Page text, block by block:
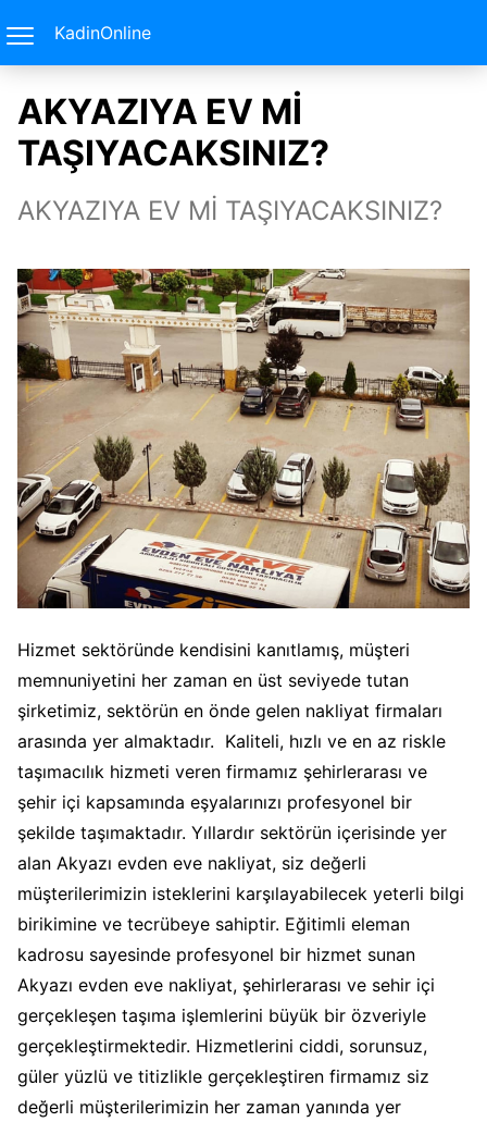
KadinOnline
AKYAZIYA EV Mİ
TAŞIYACAKSINIZ?
AKYAZIYA EV Mİ TAŞIYACAKSINIZ?
Hizmet sektöründe kendisini kanıtlamış, müşteri
memnuniyetini her zaman en üst seviyede tutan
şirketimiz, sektörün en önde gelen nakliyat firmaları
arasında yer almaktadır. Kaliteli, hızlı ve en az riskle
taşımacılık hizmeti veren firmamız şehirlerarası ve
şehir içi kapsamında eşyalarınızı profesyonel bir
şekilde taşımaktadır. Yıllardır sektörün içerisinde yer
alan Akyazı evden eve nakliyat, siz değerli
müşterilerimizin isteklerini karşılayabilecek yeterli bilgi
birikimine ve tecrübeye sahiptir. Eğitimli eleman
kadrosu sayesinde profesyonel bir hizmet sunan
Akyazı evden eve nakliyat, şehirlerarası ve sehir içi
gerçekleşen taşıma işlemlerini büyük bir özveriyle
gerçekleştirmektedir. Hizmetlerini ciddi, sorunsuz,
güler yüzlü ve titizlikle gerçekleştiren firmamız siz
değerli müşterilerimizin her zaman yanında yer